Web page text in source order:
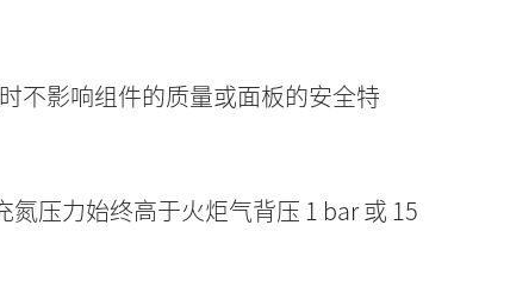
不影响组件的质量或面板的安全特
压力始终高于火炬气背压 1 bar 或 15